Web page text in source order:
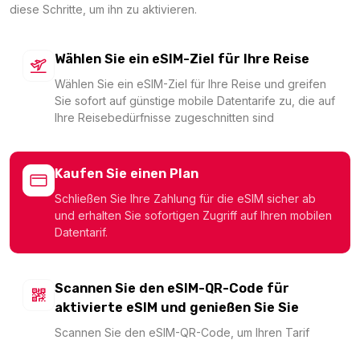
250 MB - 3 days
2.58 EUR
Jamaica 500MB 7Days
Für 7 Tage
5.04 EUR
Caribbean (20+ areas) 500MB/Day
diese Schritte, um ihn zu aktivieren.
Wählen Sie ein eSIM-Ziel für Ihre Reise
Wählen Sie ein eSIM-Ziel für Ihre Reise und greifen
Sie sofort auf günstige mobile Datentarife zu, die auf
Ihre Reisebedürfnisse zugeschnitten sind
Kaufen Sie einen Plan
Schließen Sie Ihre Zahlung für die eSIM sicher ab
und erhalten Sie sofortigen Zugriff auf Ihren mobilen
Datentarif.
Scannen Sie den eSIM-QR-Code für
aktivierte eSIM und genießen Sie Sie
Scannen Sie den eSIM-QR-Code, um Ihren Tarif